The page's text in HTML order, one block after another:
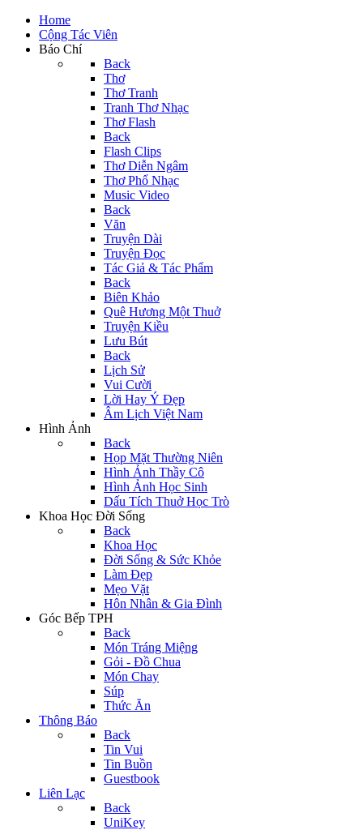
Home
Cộng Tác Viên
Báo Chí
Back
Thơ
Thơ Tranh
Tranh Thơ Nhạc
Thơ Flash
Back
Flash Clips
Thơ Diễn Ngâm
Thơ Phổ Nhạc
Music Video
Back
Văn
Truyện Dài
Truyện Đọc
Tác Giả & Tác Phẩm
Back
Biên Khảo
Quê Hương Một Thuở
Truyện Kiều
Lưu Bút
Back
Lịch Sử
Vui Cười
Lời Hay Ý Đẹp
Âm Lịch Việt Nam
Hình Ảnh
Back
Họp Mặt Thường Niên
Hình Ảnh Thầy Cô
Hình Ảnh Học Sinh
Dấu Tích Thuở Học Trò
Khoa Học Đời Sống
Back
Khoa Học
Đời Sống & Sức Khỏe
Làm Đẹp
Mẹo Vặt
Hôn Nhân & Gia Đình
Góc Bếp TPH
Back
Món Tráng Miệng
Gỏi - Đồ Chua
Món Chay
Súp
Thức Ăn
Thông Báo
Back
Tin Vui
Tin Buồn
Guestbook
Liên Lạc
Back
UniKey